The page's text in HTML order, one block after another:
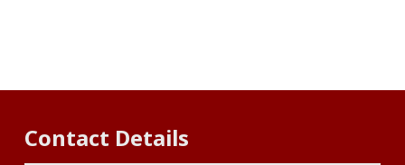
Contact Details